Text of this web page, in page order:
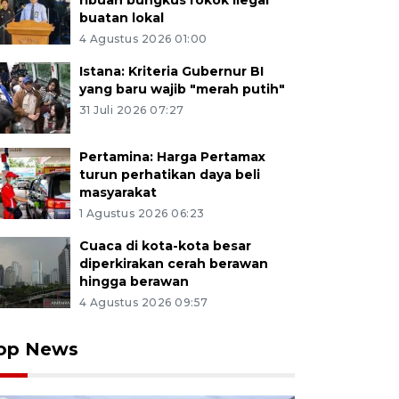
buatan lokal
4 Agustus 2026 01:00
Istana: Kriteria Gubernur BI
yang baru wajib "merah putih"
31 Juli 2026 07:27
Pertamina: Harga Pertamax
turun perhatikan daya beli
masyarakat
1 Agustus 2026 06:23
Cuaca di kota-kota besar
diperkirakan cerah berawan
hingga berawan
4 Agustus 2026 09:57
News